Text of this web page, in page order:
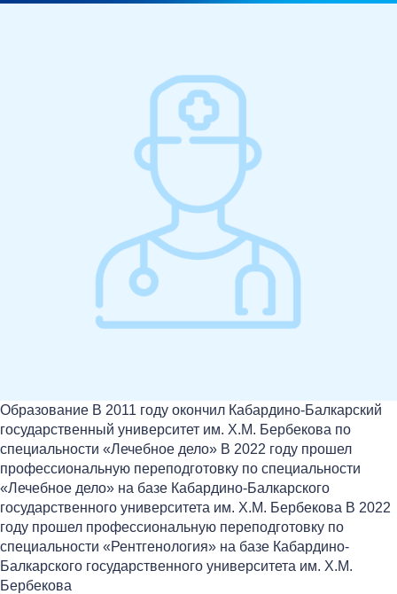
Образование В 2011 году окончил Кабардино-Балкарский
государственный университет им. Х.М. Бербекова по
специальности «Лечебное дело» В 2022 году прошел
профессиональную переподготовку по специальности
«Лечебное дело» на базе Кабардино-Балкарского
государственного университета им. Х.М. Бербекова В 2022
году прошел профессиональную переподготовку по
специальности «Рентгенология» на базе Кабардино-
Балкарского государственного университета им. Х.М.
Бербекова